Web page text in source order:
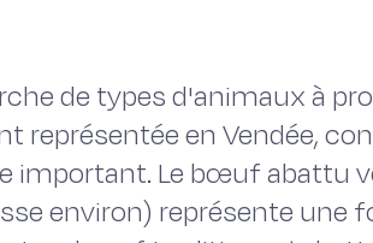
de types d'animaux à
représentée en Vendée,
important. Le bœuf abattu
environ) représente